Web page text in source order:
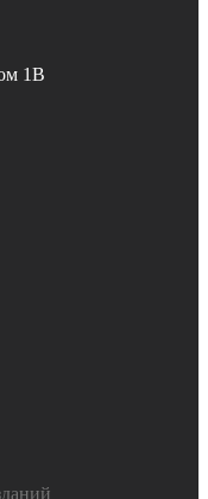
1В